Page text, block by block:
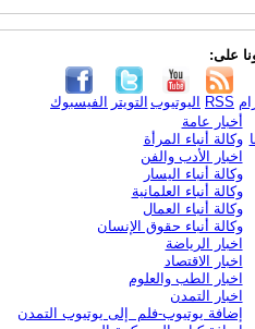
على:
الفيسبوك التويتر اليوتيوب RSS
أخبار عامة
وكالة أنباء المرأة
اخبار الأدب والفن
وكالة أنباء اليسار
وكالة أنباء العلمانية
وكالة أنباء العمال
وكالة أنباء حقوق الإنسان
اخبار الرياضة
اخبار الاقتصاد
اخبار الطب والعلوم
اخبار التمدن
إضافة يوتيوب-فلم إلى يوتيوب التمدن